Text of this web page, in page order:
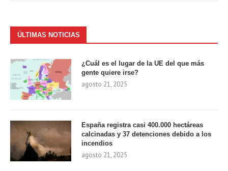
ÚLTIMAS NOTICIAS
¿Cuál es el lugar de la UE del que más
gente quiere irse?
agosto 21, 2025
España registra casi 400.000 hectáreas
calcinadas y 37 detenciones debido a los
incendios
agosto 21, 2025